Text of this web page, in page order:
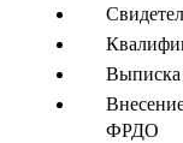
Выписка
ФРДО